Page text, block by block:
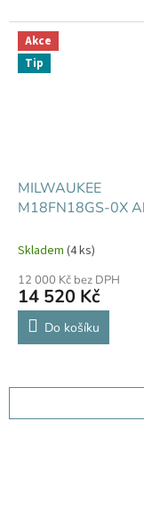
Akce
Tip
MILWAUKEE
M18FN18GS-0X
Skladem (4 ks)
12 000 Kč bez DPH
14 520 Kč
Do košíku